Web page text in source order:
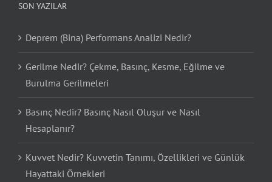
SON YAZILAR
Deprem (Bina) Performans Analizi Nedir?
Gerilme Nedir? Çekme, Basınç, Kesme, Eğilme ve
Burulma Gerilmeleri
Basınç Nedir? Basınç Nasıl Oluşur ve Nasıl
Hesaplanır?
Kuvvet Nedir? Kuvvetin Tanımı, Özellikleri ve Günlük
Hayattaki Örnekleri